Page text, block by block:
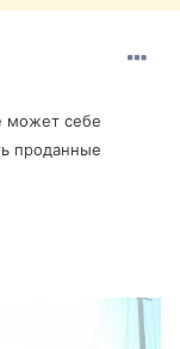
может себе
проданные